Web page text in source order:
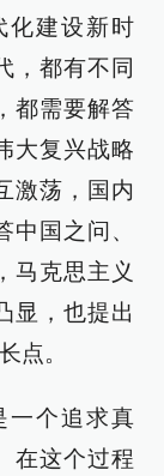
化建设新时
，都有不同
都需要解答
大复兴战略
激荡，国内
国之问、
马克思主义
显，也提出
点。
一个追求真
在这个过程